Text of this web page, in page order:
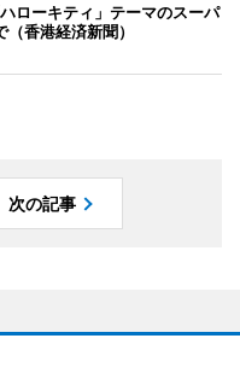
ローキティ」テーマのスーパ
香港経済新聞）
次の記事